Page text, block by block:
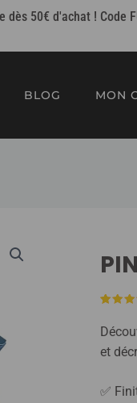
dès 50€ d'achat ! Code
BLOG MON
basé
client
et
✅